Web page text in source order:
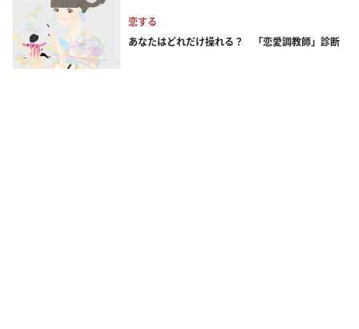
恋する
あなたはどれだけ操れる？ 「恋愛調教師」診断